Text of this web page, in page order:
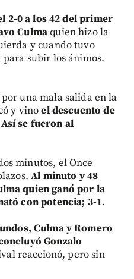
2-0 a los 42 del primer
Culmaquien hizo la
y cuando tuvo
subir los ánimos.
una mala salida en la
y vinoel descuento de
se fueron al
minutos, el Once
Al minuto y 48
quien ganó por la
con potencia; 3-1.
Culma y Romero
Gonzalo
reaccionó, pero sin